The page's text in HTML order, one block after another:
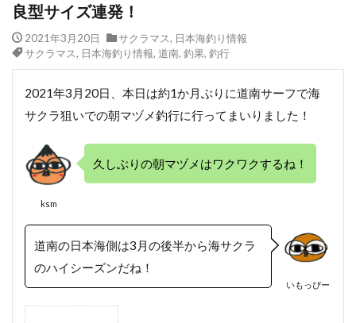
良型サイズ連発！
2021年3月20日 サクラマス, 日本海釣り情報
サクラマス, 日本海釣り情報, 道南, 釣果, 釣行
2021年3月20日、本日は約1か月ぶりに道南サーフで海
サクラ狙いでの朝マヅメ釣行に行ってまいりました！
ksm
久しぶりの朝マヅメはワクワクするね！
いもっぴー
道南の日本海側は3月の後半から海サクラ
のハイシーズンだね！